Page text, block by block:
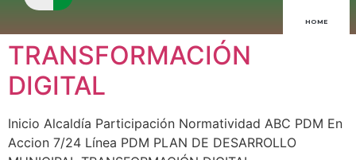
HOME
TRANSFORMACIÓN
DIGITAL
Inicio Alcaldía Participación Normatividad ABC PDM En
Accion 7/24 Línea PDM PLAN DE DESARROLLO